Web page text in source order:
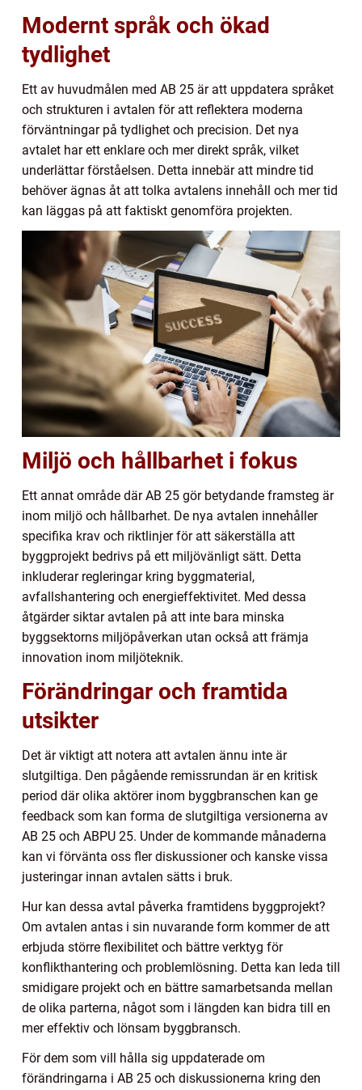
Modernt språk och ökad
tydlighet
Ett av huvudmålen med AB 25 är att uppdatera språket
och strukturen i avtalen för att reflektera moderna
förväntningar på tydlighet och precision. Det nya
avtalet har ett enklare och mer direkt språk, vilket
underlättar förståelsen. Detta innebär att mindre tid
behöver ägnas åt att tolka avtalens innehåll och mer tid
kan läggas på att faktiskt genomföra projekten.
Miljö och hållbarhet i fokus
Ett annat område där AB 25 gör betydande framsteg är
inom miljö och hållbarhet. De nya avtalen innehåller
specifika krav och riktlinjer för att säkerställa att
byggprojekt bedrivs på ett miljövänligt sätt. Detta
inkluderar regleringar kring byggmaterial,
avfallshantering och energieffektivitet. Med dessa
åtgärder siktar avtalen på att inte bara minska
byggsektorns miljöpåverkan utan också att främja
innovation inom miljöteknik.
Förändringar och framtida
utsikter
Det är viktigt att notera att avtalen ännu inte är
slutgiltiga. Den pågående remissrundan är en kritisk
period där olika aktörer inom byggbranschen kan ge
feedback som kan forma de slutgiltiga versionerna av
AB 25 och ABPU 25. Under de kommande månaderna
kan vi förvänta oss fler diskussioner och kanske vissa
justeringar innan avtalen sätts i bruk.
Hur kan dessa avtal påverka framtidens byggprojekt?
Om avtalen antas i sin nuvarande form kommer de att
erbjuda större flexibilitet och bättre verktyg för
konflikthantering och problemlösning. Detta kan leda till
smidigare projekt och en bättre samarbetsanda mellan
de olika parterna, något som i längden kan bidra till en
mer effektiv och lönsam byggbransch.
För dem som vill hålla sig uppdaterade om
förändringarna i AB 25 och diskussionerna kring den